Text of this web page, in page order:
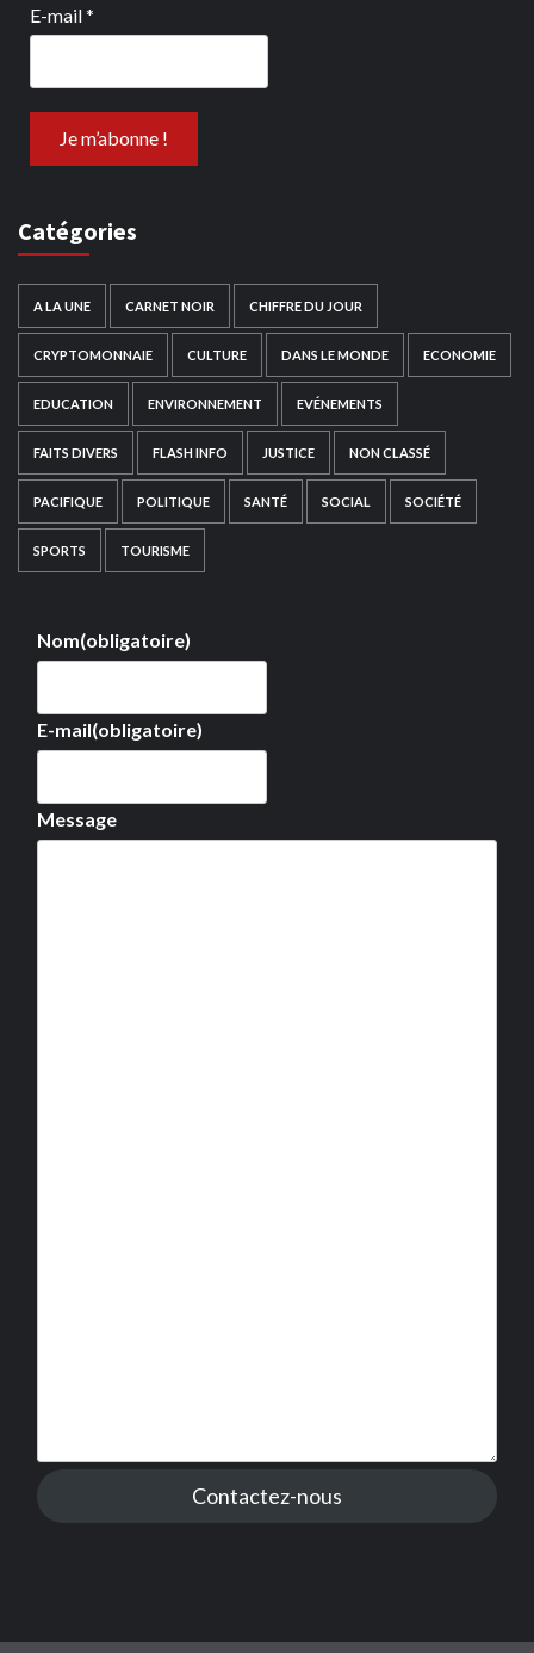
E-mail*
Catégories
A LA UNE CARNET NOIR CHIFFRE DU JOUR
CRYPTOMONNAIE CULTURE DANS LE MONDE ECONOMIE
EDUCATION ENVIRONNEMENT EVÉNEMENTS
FAITS DIVERS FLASH INFO JUSTICE NON CLASSÉ
PACIFIQUE POLITIQUE SANTÉ SOCIAL SOCIÉTÉ
SPORTS TOURISME
Nom(obligatoire)
E-mail(obligatoire)
Message
Contactez-nous